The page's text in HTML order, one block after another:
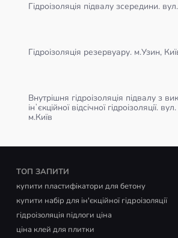
Гідроізоляція підвалу зсередини.
Гідроізоляція резервуару. м.Узин,
Внутрішня гідроізоляція підвалу з
інʼєкційної відсічної гідроізоляції.
м.Київ
ТОП ЗАПИТИ
купити пластифікатори для бетону
купити набір для ін'єкційної гідроізоляції
гідроізоляція підлоги ціна
ціна клей для плитки